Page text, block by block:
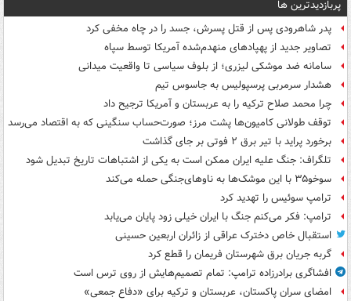
پربازدیدترین ها
پدر شاهرودی پس از قتل پسرش، جسد را در چاه مخفی کرد
تصاویر جدید از پهپادهای منهدم‌شده آمریکا توسط سپاه
سامانه ضد موشکی لیزری؛ از بلوف سیاسی تا واقعیت میدانی
هشدار سرمربی پرسپولیس به جاسوس تیم
چرا محمد صلاح ترکیه را به عربستان و آمریکا ترجیح داد
توقف طولانی کامیون‌ها پشت مرز؛ صورت‌حساب سنگینی که به اقتصاد می‌رسد
برخورد پراید با تیر برق ۲ فوتی بر جای گذاشت
تلگراف: جنگ علیه ایران ممکن است به یکی از اشتباهات تاریخ تبدیل شود
سوخو۳۵ با این موشک‌ها به ناوهای‌جنگی حمله می‌کند
ترامپ سوئیس را تهدید کرد
ترامپ: فکر می‌کنم جنگ با ایران خیلی زود پایان می‌یابد
استقبال خاص دخترک عراقی از زائران اربعین حسینی
گربه جریان برق شهرستان فریمان را قطع کرد
افشاگری برادرزاده ترامپ: تمام تصمیم‌هایش از روی ترس است
امضای سران پاکستان، عربستان و ترکیه برای «دفاع جمعی»